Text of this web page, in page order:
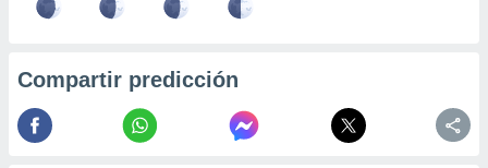
Compartir predicción